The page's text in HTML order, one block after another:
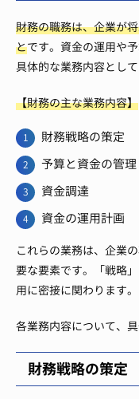
財務の職務は、企業が
とです。資金の運用や
具体的な業務内容とし
【財務の主な業務内容】
財務戦略の策定
予算と資金の管理
資金調達
資金の運用計画
これらの業務は、企業
要な要素です。「戦略
用に密接に関わります。
各業務内容について、
財務戦略の策定